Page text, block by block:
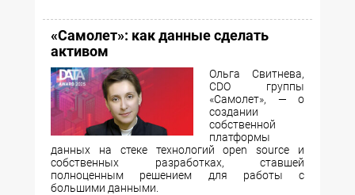
«Самолет»: как данные сделать
активом
Ольга Свитнева,
CDO группы
«Самолет», — о
создании
собственной
платформы
данных на стеке технологий open source и
собственных разработках, ставшей
полноценным решением для работы с
большими данными.